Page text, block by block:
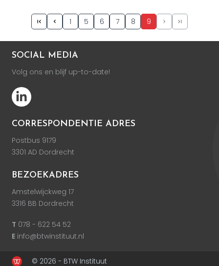
1 5 6 7 8 9
SOCIAL MEDIA
Volg ons en blijf up-to-date!
CORRESPONDENTIE ADRES
Postbus 9179
3301 AD Dordrecht
BEZOEKADRES
Amstelwijckweg 17
3316 BB Dordrecht
T 078 - 622 54 52
E info@btwinstituut.nl
© 2026 - BTW Instituut